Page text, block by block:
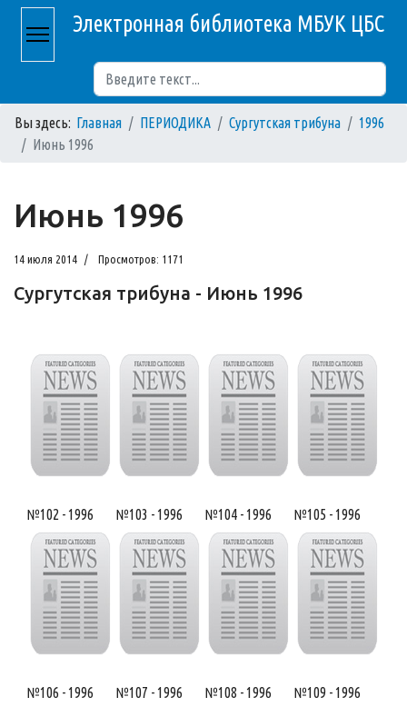
Электронная библиотека МБУК ЦБС
Вы здесь: Главная ПЕРИОДИКА Сургутская трибуна
1996
Июнь 1996
Июнь 1996
14 июля 2014 Просмотров: 1171
Сургутская трибуна - Июнь 1996
№102 - 1996 №103 - 1996 №104 - 1996 №105 - 1996
№106 - 1996 №107 - 1996 №108 - 1996 №109 - 1996